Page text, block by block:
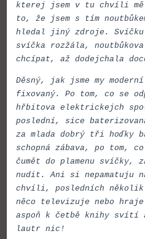
kterej jsem v tu chvíli
to, že jsem s tím
hledal jiný zdroje.
svíčka rozžála,
chcípat, až dodejchala
Děsný, jak jsme my
fixovaný. Po tom, co se
hřbitova elektrickejch
poslední, sice
za mlada dobrý tři hoďky
schopná zábava, po tom,
čumět do plamenu svíčky,
nudit. Ani si nepamatuju
chvíli, posledních
něco televizuje nebo
aspoň k četbě knihy svítí
lautr nic!